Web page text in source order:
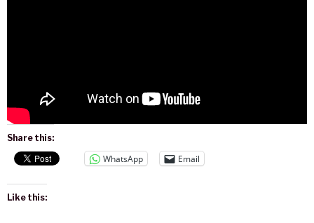
Share this:
WhatsApp Email
Like this: